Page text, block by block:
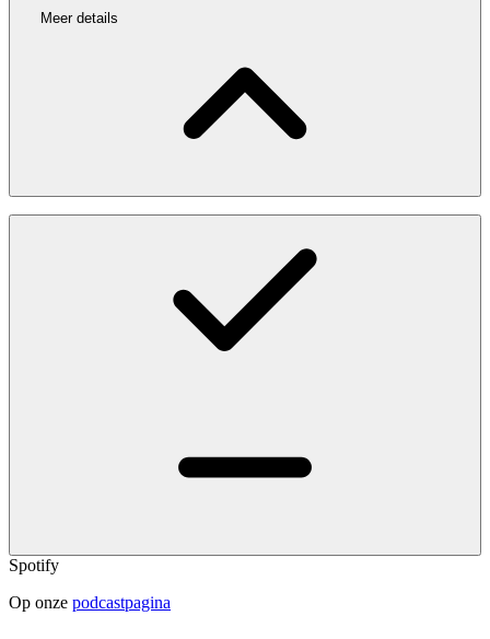
Meer details
Spotify
Op onze podcastpagina